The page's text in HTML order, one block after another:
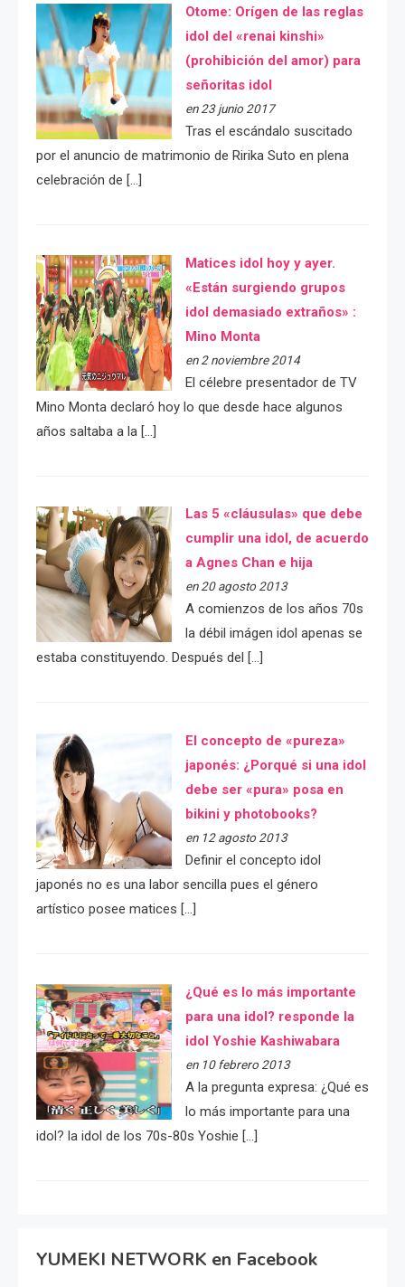
Otome: Orígen de las reglas
idol del «renai kinshi»
(prohibición del amor) para
señoritas idol
en 23 junio 2017
Tras el escándalo suscitado
por el anuncio de matrimonio de Ririka Suto en plena
celebración de […]
Matices idol hoy y ayer.
«Están surgiendo grupos
idol demasiado extraños» :
Mino Monta
en 2 noviembre 2014
El célebre presentador de TV
Mino Monta declaró hoy lo que desde hace algunos
años saltaba a la […]
Las 5 «cláusulas» que debe
cumplir una idol, de acuerdo
a Agnes Chan e hija
en 20 agosto 2013
A comienzos de los años 70s
la débil imágen idol apenas se
estaba constituyendo. Después del […]
El concepto de «pureza»
japonés: ¿Porqué si una idol
debe ser «pura» posa en
bikini y photobooks?
en 12 agosto 2013
Definir el concepto idol
japonés no es una labor sencilla pues el género
artístico posee matices […]
¿Qué es lo más importante
para una idol? responde la
idol Yoshie Kashiwabara
en 10 febrero 2013
A la pregunta expresa: ¿Qué es
lo más importante para una
idol? la idol de los 70s-80s Yoshie […]
YUMEKI NETWORK en Facebook